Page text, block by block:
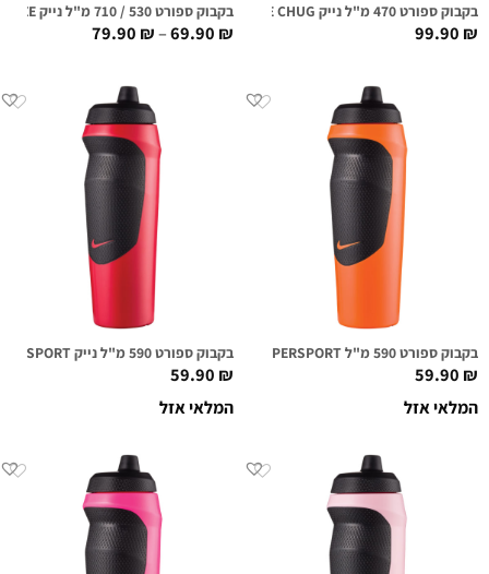
בקבוק ספורט 470 מ"ל נייק NIKE TR HYPERCHARGE CHUG שקוף גרפי
99.90₪
בקבוק ספורט 530 / 710 מ"ל נייק HYPERFUEL SQUEEZE לבן/טורקיז
69.90₪
–
79.90₪
בקבוק ספורט 590 מ"ל NIKE HYPERSPORT כתום מנגו
59.90₪
המלאי אזל
בקבוק ספורט 590 מ"ל נייק NIKE HYPERSPORT אדום
59.90₪
המלאי אזל